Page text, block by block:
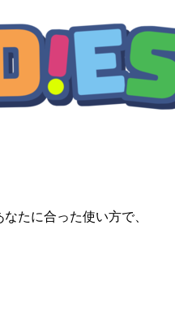
たに合った使い方で、